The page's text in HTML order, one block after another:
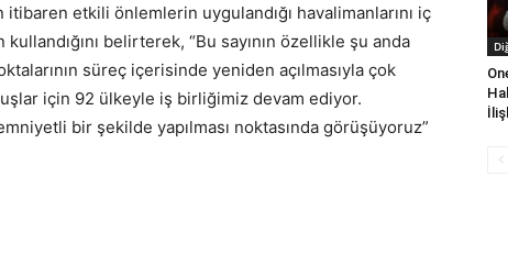
itibaren etkili önlemlerin uygulandığı havalimanlarını iç
belirterek, “Bu sayının özellikle şu anda
süreç içerisinde yeniden açılmasıyla çok
için 92 ülkeyle iş birliğimiz devam ediyor.
bir şekilde yapılması noktasında görüşüyoruz”